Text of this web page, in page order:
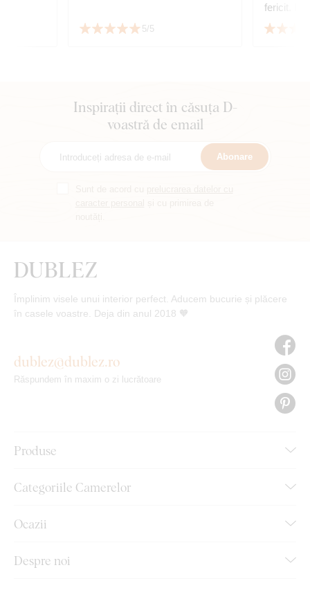
5/5
fericit.
data
Inspirații direct în căsuța D-
voastră de email
Abonare
Împlinim visele unui interior perfect. Aducem bucurie și plăcere
în casele voastre. Deja din anul 2018 🧡
Produse
Categoriile Camerelor
Ocazii
Despre noi
dublez@dublez.ro
Răspundem în maxim o zi lucrătoare